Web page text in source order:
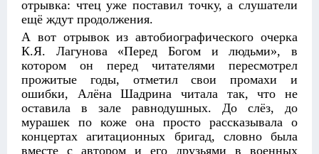
отрывка: чтец уже поставил точку, а слушатели
ещё ждут продолжения.
А вот отрывок из автобиографического очерка
К.Я. Лагунова «Перед Богом и людьми», в
котором он перед читателями пересмотрел
прожитые годы, отметил свои промахи и
ошибки, Алёна Шадрина читала так, что не
оставила в зале равнодушных. До слёз, до
мурашек по коже она просто рассказывала о
концертах агитационных бригад, словно была
вместе с автором и его друзьями в военных